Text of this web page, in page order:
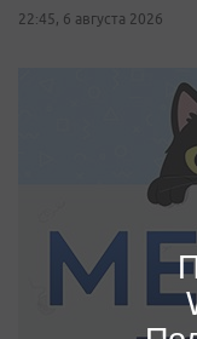
22:45, 6 августа 2026